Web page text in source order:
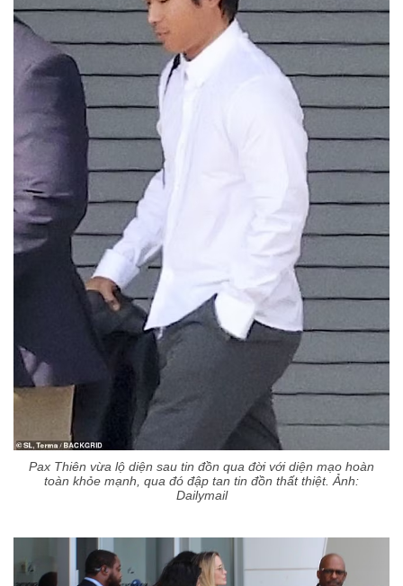
Pax Thiên vừa lộ diện sau tin đồn qua đời với diện mạo hoàn
toàn khỏe mạnh, qua đó đập tan tin đồn thất thiệt. Ảnh:
Dailymail